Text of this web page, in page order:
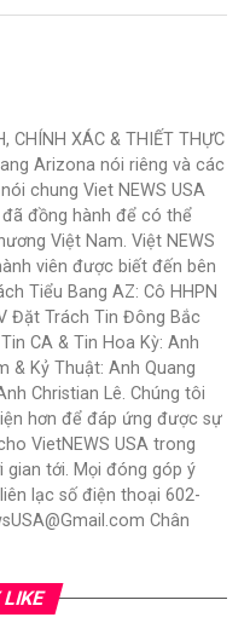
CHÍNH XÁC & THIẾT THỰC
Arizona nói riêng và các
chung Viet NEWS USA
đồng hành để có thể
Việt Nam. Việt NEWS
viên được biết đến bên
Tiểu Bang AZ: Cô HHPN
Đặt Trách Tin Đông Bắc
CA & Tin Hoa Kỳ: Anh
& Kỷ Thuật: Anh Quang
Christian Lê. Chúng tôi
hơn để đáp ứng được sự
VietNEWS USA trong
gian tới. Mọi đóng góp ý
lạc số điện thoại 602-
Chân
LIKE